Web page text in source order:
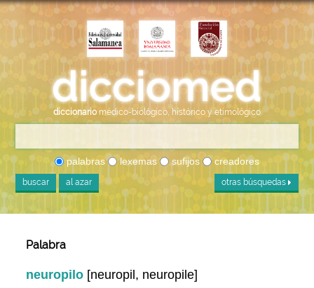
diccionario médico-biológico, histórico y etimológico
palabras lexemas sufijos creadores
buscar al azar otras búsquedas
Palabra
neuropilo [neuropil, neuropile]